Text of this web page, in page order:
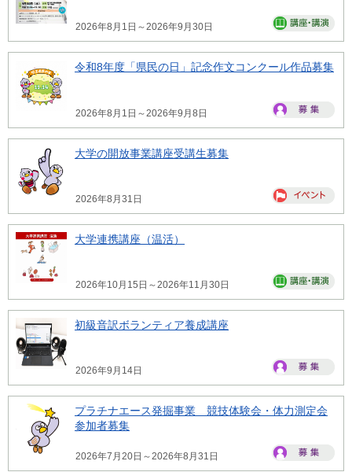
2026年8月1日～2026年9月30日
令和8年度「県民の日」記念作文コンクール作品募集
2026年8月1日～2026年9月8日
大学の開放事業講座受講生募集
2026年8月31日
大学連携講座（温活）
2026年10月15日～2026年11月30日
初級音訳ボランティア養成講座
2026年9月14日
プラチナエース発掘事業 競技体験会・体力測定会
参加者募集
2026年7月20日～2026年8月31日